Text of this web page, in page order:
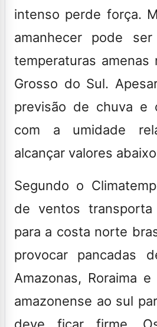
intenso perde força.
amanhecer pode
temperaturas
Grosso do Sul.
previsão de chuva e
com a umidade
alcançar valores
Segundo o
de ventos transporta
para a costa norte
provocar pancadas
Amazonas, Roraima e
amazonense ao sul